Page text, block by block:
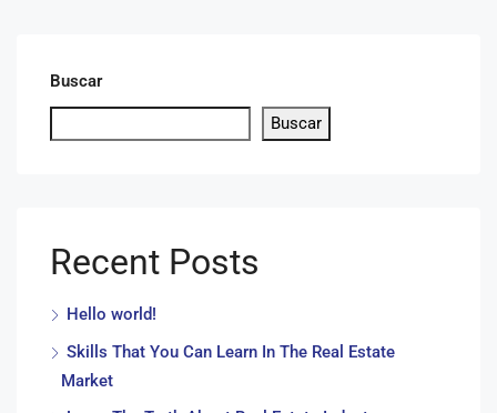
Buscar
Buscar
Recent Posts
Hello world!
Skills That You Can Learn In The Real Estate
Market